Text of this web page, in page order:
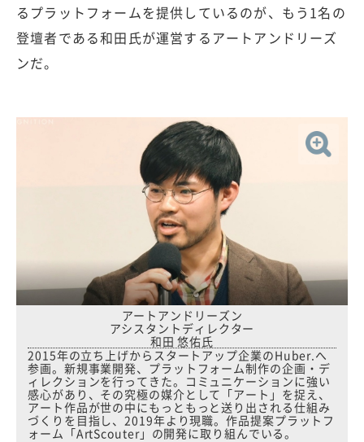
るプラットフォームを提供しているのが、もう1名の
登壇者である和田氏が運営するアートアンドリーズ
ンだ。
アートアンドリーズン
アシスタントディレクター
和田 悠佑氏
2015年の立ち上げからスタートアップ企業のHuber.へ
参画。新規事業開発、プラットフォーム制作の企画・デ
ィレクションを行ってきた。コミュニケーションに強い
感心があり、その究極の媒介として「アート」を捉え、
アート作品が世の中にもっともっと送り出される仕組み
づくりを目指し、2019年より現職。作品提案プラットフ
ォーム「ArtScouter」の開発に取り組んでいる。